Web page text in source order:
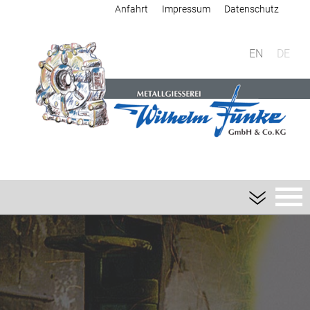
Anfahrt Impressum Datenschutz
EN DE
Giesserei
Sandguss
Aluminium-Sandguss
Magnesium-Sandguss